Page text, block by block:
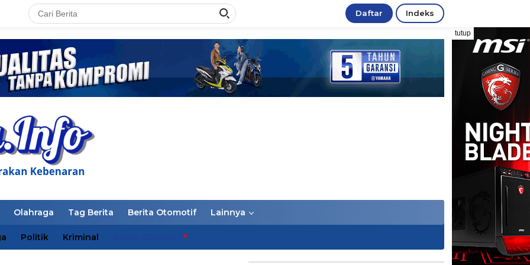
Daftar Indeks
tutup
Olahraga Tag Berita Berita Otomotif Lainnya
Politik Kriminal